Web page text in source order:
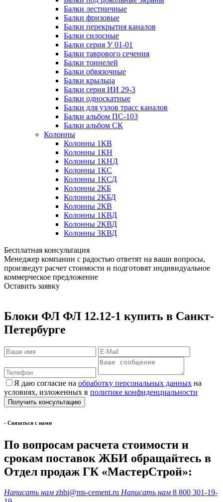
Балки лестничные
Балки фризовые
Балки перекрытия каналов
Балки силосные
Балки серия У 01-01
Балки таврового сечения
Балки тоннелей
Балки обвязочные
Балки крыльца
Балки серия ИИ 29-3
Балки односкатные
Балки для узлов трасс каналов
Балки альбом ПС-103
Балки альбом СК
Колонны
Колонны 1КВ
Колонны 1КН
Колонны 1КНД
Колонны 1КС
Колонны 1КСД
Колонны 2КБ
Колонны 2КБД
Колонны 2КВ
Колонны 1КВД
Колонны 2КВД
Колонны 3КВД
Бесплатная консультация
Менеджер компании с радостью ответят на ваши вопросы,
произведут расчет стоимости и подготовят индивидуальное
коммерческое предложение
Оставить заявку
Блоки ФЛ ФЛ 12.12-1 купить в Санкт-
Петербурге
Я даю согласие на обработку персональных данных на
условиях, изложенных в политике конфиденциальности
- Cвязаться с нами
По вопросам расчета стоимости и
срокам поставок ЖБИ обращайтесь в
Отдел продаж ГК «МастерСтрой»:
Написать нам zhbi@ms-cement.ru Написать нам 8 800 301-19-